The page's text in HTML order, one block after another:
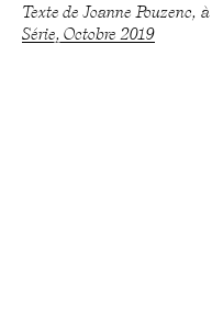
Texte de Joanne Pouzenc,
Série, Octobre 2019